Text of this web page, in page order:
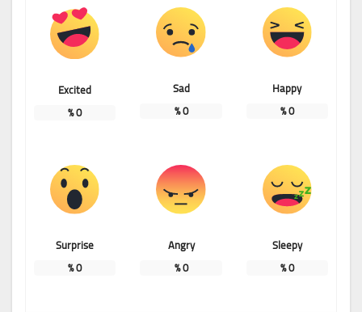
Happy
0
%
Sad
0
%
Excited
0
%
Sleepy
0
%
Angry
0
%
Surprise
0
%